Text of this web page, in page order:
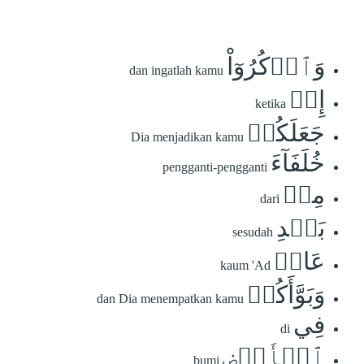
وَٱذۡكُرُوٓاْ dan ingatlah kamu
إِذۡ ketika
جَعَلَكُمۡ Dia menjadikan kamu
خُلَفَآءَ pengganti-pengganti
مِنۢ dari
بَعۡدِ sesudah
عَادٖ kaum 'Ad
وَبَوَّأَكُمۡ dan Dia menempatkan kamu
فِي di
ٱلۡأَرۡضِ bumi